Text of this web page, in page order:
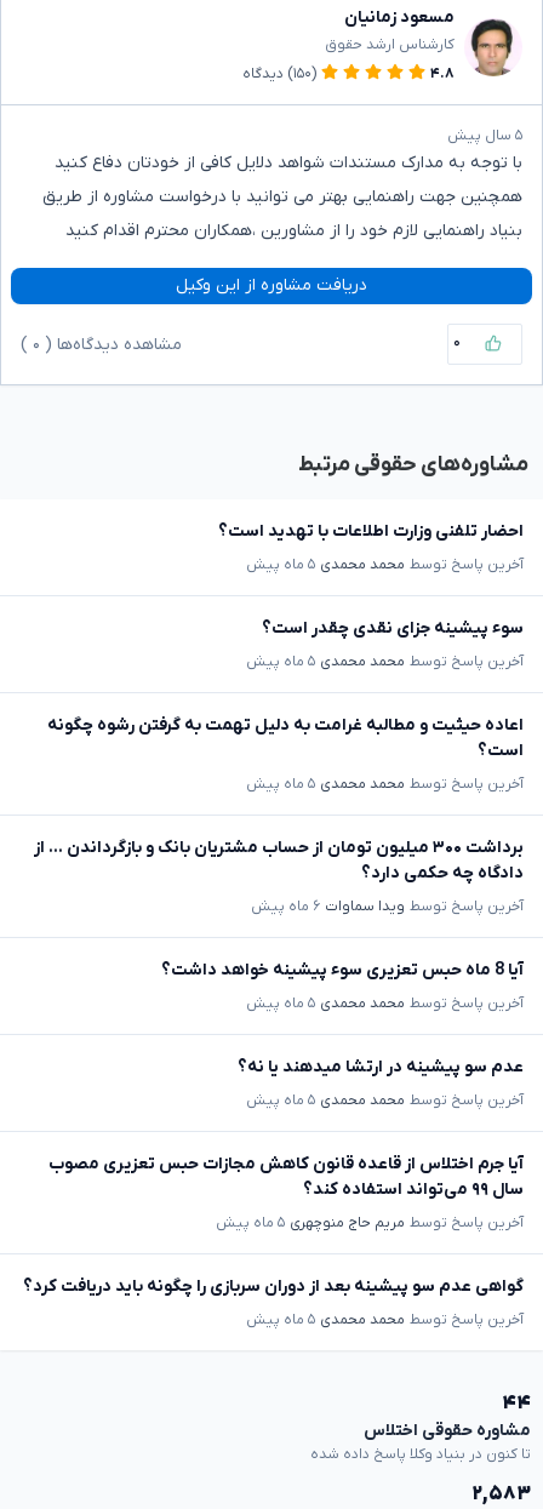
مسعود زمانیان
کارشناس ارشد حقوق
۴.۸
(۱۵۰) دیدگاه
۵ سال پیش
با توجه به مدارک مستندات شواهد دلایل کافی از خودتان دفاع کنید
همچنین جهت راهنمایی بهتر می توانید با درخواست مشاوره از طریق
بنیاد راهنمایی لازم خود را از مشاورین ،همکاران محترم اقدام کنید
دریافت مشاوره از این وکیل
۰ مشاهده دیدگاه‌ها ( ۰
مشاوره‌های حقوقی مرتبط
احضار تلفنی وزارت اطلاعات با تهدید است؟
آخرین پاسخ توسط محمد محمدی ۵ ماه پیش
سوء پیشینه جزای نقدی چقدر است؟
آخرین پاسخ توسط محمد محمدی ۵ ماه پیش
اعاده حیثیت و مطالبه غرامت به دلیل تهمت به گرفتن رشوه چگونه
است؟
آخرین پاسخ توسط محمد محمدی ۵ ماه پیش
برداشت ۳۰۰ میلیون تومان از حساب مشتریان بانک و بازگرداندن ... از
دادگاه چه حکمی دارد؟
آخرین پاسخ توسط ویدا سماوات ۶ ماه پیش
آیا 8 ماه حبس تعزیری سوء پیشینه خواهد داشت؟
آخرین پاسخ توسط محمد محمدی ۵ ماه پیش
عدم سو پیشینه در ارتشا میدهند یا نه؟
آخرین پاسخ توسط محمد محمدی ۵ ماه پیش
آیا جرم اختلاس از قاعده قانون کاهش مجازات حبس تعزیری مصوب
سال ۹۹ می‌تواند استفاده کند؟
آخرین پاسخ توسط مریم حاج منوچهری ۵ ماه پیش
گواهی عدم سو پیشینه بعد از دوران سربازی را چگونه باید دریافت کرد؟
آخرین پاسخ توسط محمد محمدی ۵ ماه پیش
۴۴
مشاوره حقوقی اختلاس
تا کنون در بنیاد وکلا پاسخ داده شده
۲,۵۸۳